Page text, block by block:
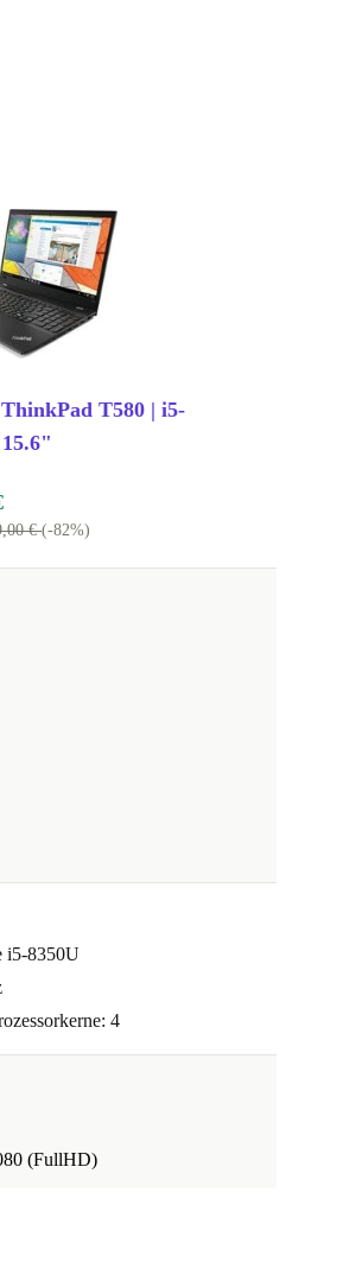
T580 | i5-
€(-82%)
i5-8350U
4
(FullHD)